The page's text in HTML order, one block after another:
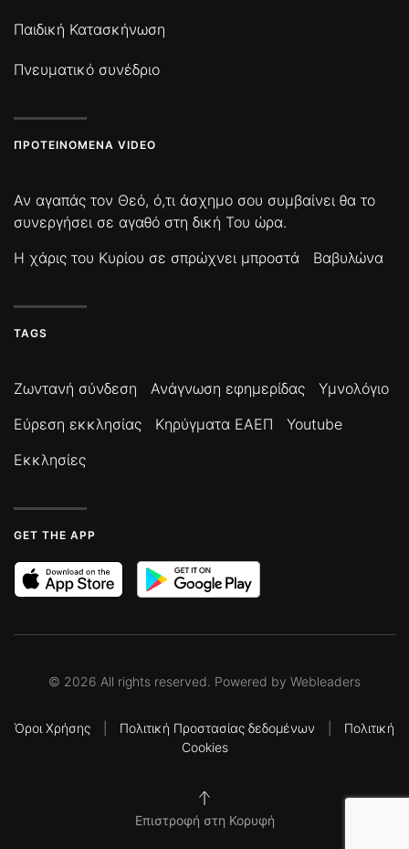
Παιδική Κατασκήνωση
Πνευματικό συνέδριο
ΠΡΟΤΕΙΝΌΜΕΝΑ VIDEO
Αν αγαπάς τον Θεό, ό,τι άσχημο σου συμβαίνει θα το
συνεργήσει σε αγαθό στη δική Του ώρα.
Η χάρις του Κυρίου σε σπρώχνει μπροστά
Βαβυλώνα
TAGS
Ζωντανή σύνδεση Ανάγνωση εφημερίδας
Υμνολόγιο
Εύρεση εκκλησίας
Κηρύγματα ΕΑΕΠ
Youtube
Εκκλησίες
GET THE APP
© 2026 All rights reserved. Powered by Webleaders
Όροι Χρήσης Πολιτική Προστασίας δεδομένων
Πολιτική
Cookies
Επιστροφή στη Κορυφή